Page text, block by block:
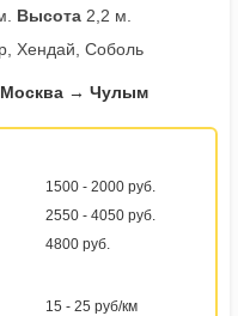
Высота 2,2 м.
Хендай, Соболь
Москва → Чулым
1500 - 2000 руб.
2550 - 4050 руб.
4800 руб.
15 - 25 руб/км